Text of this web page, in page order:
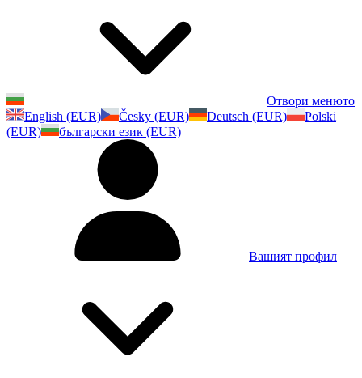
Отвори менюто
English (EUR)
Česky (EUR) Deutsch (EUR)
Polski
(EUR)
български език (EUR)
Вашият профил